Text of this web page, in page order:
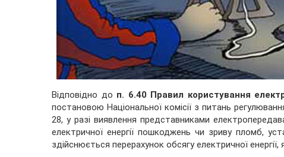
Відповідно до п. 6.40 Правил користування
постановою Національної комісії з питань
28, у разі виявлення представниками
електричної енергії пошкоджень чи зриву пломб,
здійснюється перерахунок обсягу електричної енергії,